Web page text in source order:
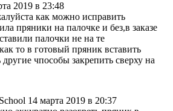
2019 в 23:48
как можно исправить
пряники на палочке и без,в заказе
палочки не на те
то в готовый пряник вставить
чпособы закрепить сверху на
14 марта 2019 в 20:37